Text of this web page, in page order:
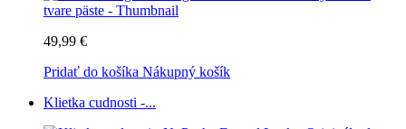
49,99 €
Pridať do košíka Nákupný košík
Klietka cudnosti -...